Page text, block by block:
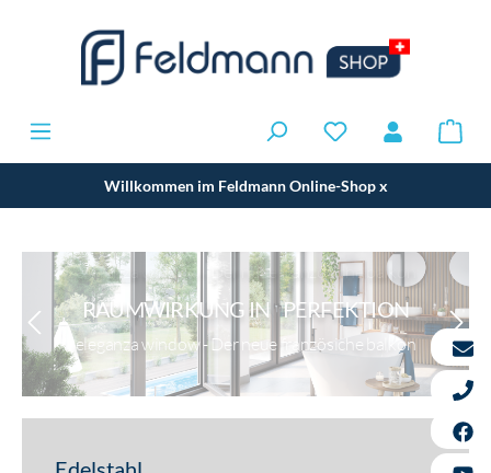
Willkommen im Feldmann Online-Shopx
RAUMWIRKUNG IN PERFEKTION
eleganza window - Der neue französiche balkon